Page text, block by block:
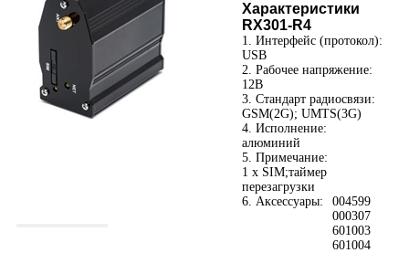
Характеристики
RX301-R4
1. Интерфейс (протокол):
USB
2. Рабочее напряжение:
12В
3. Стандарт радиосвязи:
GSM(2G); UMTS(3G)
4. Исполнение:
алюминий
5. Примечание:
1 x SIM;таймер
перезагрузки
6. Аксессуары:
004599
000307
601003
601004